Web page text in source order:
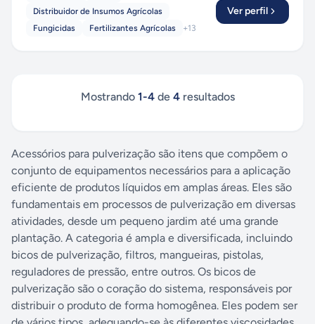
Distribuidor de Insumos Agrícolas
Fungicidas
Fertilizantes Agrícolas +13
Ver perfil
Mostrando 1-4de 4resultados
Acessórios para pulverização são itens que compõem o
conjunto de equipamentos necessários para a aplicação
eficiente de produtos líquidos em amplas áreas. Eles são
fundamentais em processos de pulverização em diversas
atividades, desde um pequeno jardim até uma grande
plantação. A categoria é ampla e diversificada, incluindo
bicos de pulverização, filtros, mangueiras, pistolas,
reguladores de pressão, entre outros. Os bicos de
pulverização são o coração do sistema, responsáveis por
distribuir o produto de forma homogênea. Eles podem ser